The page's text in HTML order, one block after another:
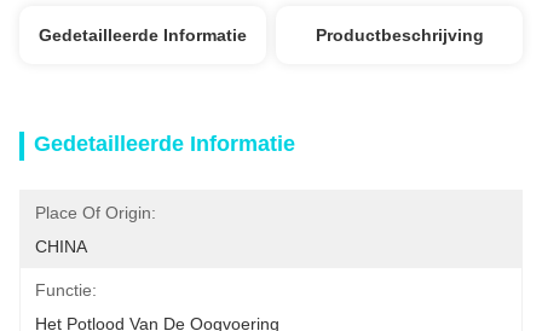
Gedetailleerde Informatie Productbeschrijving
Gedetailleerde Informatie
Place Of Origin:
CHINA
Functie:
Het Potlood Van De Oogvoering